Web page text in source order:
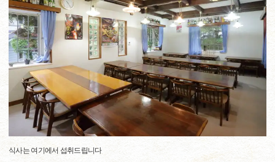
식사는 여기에서 섭취드립니다